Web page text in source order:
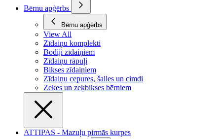
Bērnu apģērbs
Bērnu apģērbs
View All
Zīdaiņu komplekti
Bodiji zīdaiņiem
Zīdaiņu rāpuļi
Bikses zīdaiņiem
Zīdaiņu cepures, šalles un cimdi
Zeķes un zeķbikses bērniem
ATTIPAS - Mazuļu pirmās kurpes